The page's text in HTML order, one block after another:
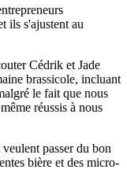
ils s'ajustent au
Cédrik et Jade
brassicole, incluant
le fait que nous
réussis à nous
passer du bon
bière et des micro-